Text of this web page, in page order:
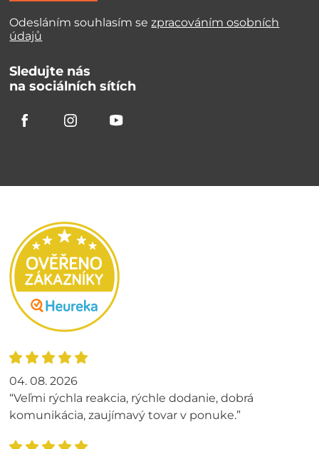
Odesláním souhlasím sezpracováním osobních
údajů
Sledujte nás
na sociálních sítích
04. 08. 2026
“Veľmi rýchla reakcia, rýchle dodanie, dobrá
komunikácia, zaujímavý tovar v ponuke.”